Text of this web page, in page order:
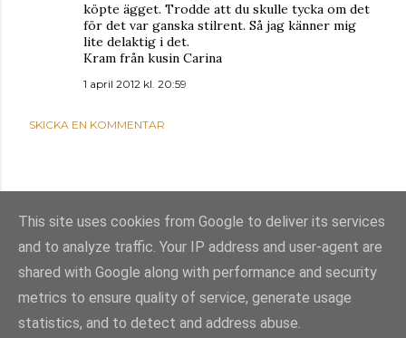
köpte ägget. Trodde att du skulle tycka om det
för det var ganska stilrent. Så jag känner mig
lite delaktig i det.
Kram från kusin Carina
1 april 2012 kl. 20:59
SKICKA EN KOMMENTAR
Använder Blogger
This site uses cookies from Google to deliver its services
and to analyze traffic. Your IP address and user-agent are
shared with Google along with performance and security
metrics to ensure quality of service, generate usage
statistics, and to detect and address abuse.